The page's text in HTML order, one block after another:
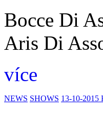
Bocce Di
Aris Di
více
NEWS SHOWS 13-10-2015